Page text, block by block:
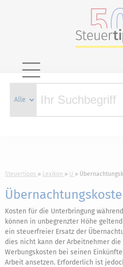
Steuertipps Lexikon U
Kosten für die Unterbringung
können in unbegrenzter Höhe
ein steuerfreier Ersatz der
dies nicht kann der Arbeitnehmer
Werbungskosten bei seinen
Arbeit ansetzen. Erforderlich ist